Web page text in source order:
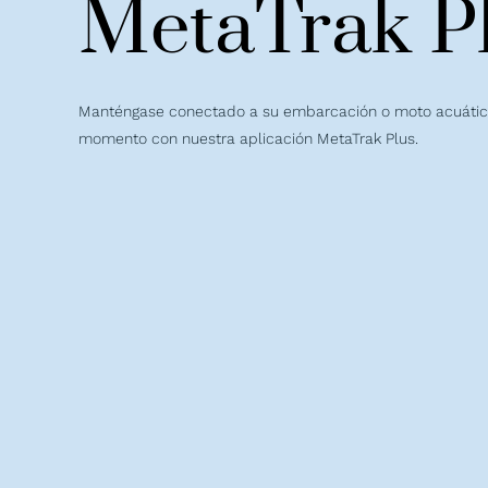
MetaTrak
Manténgase conectado a su embarcación o moto
momento con nuestra aplicación MetaTrak Plus.